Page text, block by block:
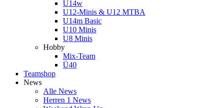
U14w
U12-Minis & U12 MTBA
U14m Basic
U10 Minis
U8 Minis
Hobby
Mix-Team
Ü40
Teamshop
News
Alle News
Herren 1 News